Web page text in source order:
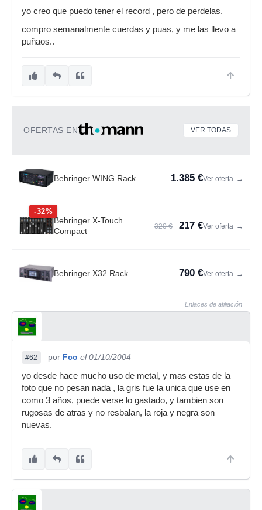
yo creo que puedo tener el record , pero de perdelas.
compro semanalmente cuerdas y puas, y me las llevo a
puñaos..
OFERTAS EN VER TODAS
Behringer WING Rack 1.385 €Ver oferta →
-32%
Behringer X-Touch
Compact
320 € 217 €Ver oferta →
Behringer X32 Rack 790 €Ver oferta →
Enlaces de afiliación
#62 por Fco el 01/10/2004
yo desde hace mucho uso de metal, y mas estas de la
foto que no pesan nada , la gris fue la unica que use en
como 3 años, puede verse lo gastado, y tambien son
rugosas de atras y no resbalan, la roja y negra son
nuevas.